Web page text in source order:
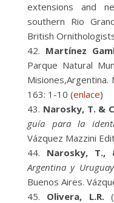
extensions and
southern Rio
British
Martínez
Parque Natural
Misiones,Argentina.
163: 1-10 (enlace)
Narosky, T. &
guía para la
Vázquez Mazzini
Narosky, T.,
Argentina y
Buenos Aires.
Olivera, L.R.